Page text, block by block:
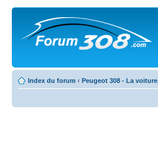
Index du forum ‹ Peugeot 308 - La voiture